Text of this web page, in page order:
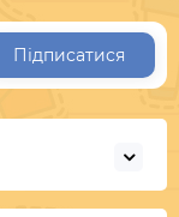
Підписатися